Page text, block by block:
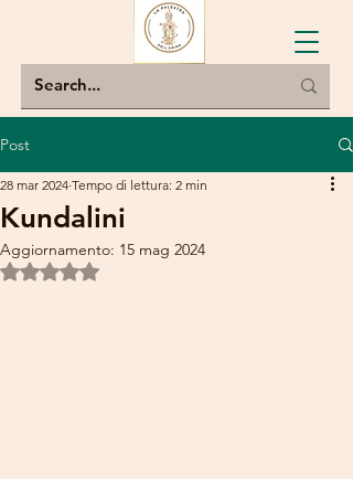
Post
Kundalini
28 mar 2024 Tempo di lettura: 2 min
Aggiornamento: 15 mag 2024
Valutazione NaN stelle su 5.